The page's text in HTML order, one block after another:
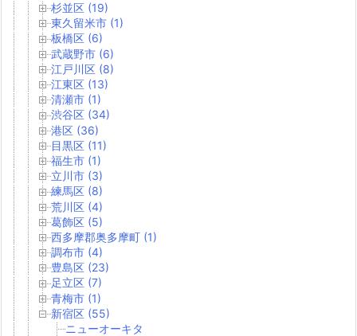
杉並区 (19)
東久留米市 (1)
板橋区 (6)
武蔵野市 (6)
江戸川区 (8)
江東区 (13)
清瀬市 (1)
渋谷区 (34)
港区 (36)
目黒区 (11)
福生市 (1)
立川市 (3)
練馬区 (8)
荒川区 (4)
葛飾区 (5)
西多摩郡奥多摩町 (1)
調布市 (4)
豊島区 (23)
足立区 (7)
青梅市 (1)
新宿区 (55)
ニューオーキタ